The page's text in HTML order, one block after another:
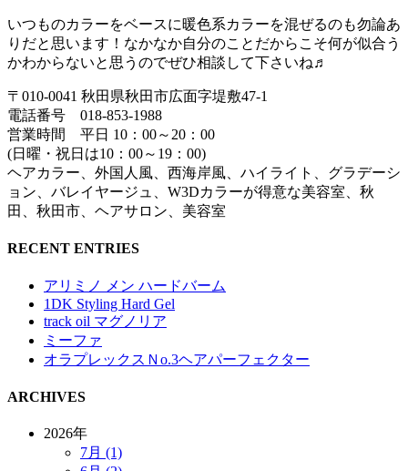
いつものカラーをベースに暖色系カラーを混ぜるのも勿論あ
りだと思います！なかなか自分のことだからこそ何が似合う
かわからないと思うのでぜひ相談して下さいね♬
〒010-0041 秋田県秋田市広面字堤敷47-1
電話番号 018-853-1988
営業時間 平日 10：00～20：00
(日曜・祝日は10：00～19：00)
ヘアカラー、外国人風、西海岸風、ハイライト、グラデーシ
ョン、バレイヤージュ、W3Dカラーが得意な美容室、秋
田、秋田市、ヘアサロン、美容室
RECENT ENTRIES
アリミノ メン ハードバーム
1DK Styling Hard Gel
track oil マグノリア
ミーファ
オラプレックスＮo.3ヘアパーフェクター
ARCHIVES
2026年
7月 (1)